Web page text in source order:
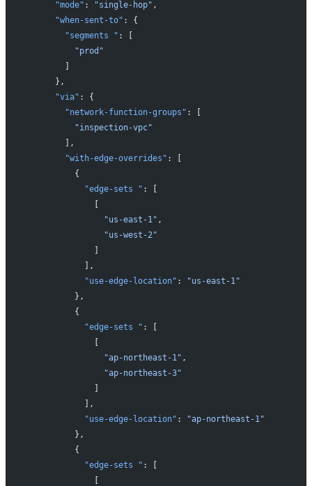
      "mode"
: "single-hop" ,
      "when-sent-to"
: {
        "segments "
: [
          "prod"
      },
      "via"
: {
        "network-function-groups"
: [
          "inspection-vpc"
        ],
        "with-edge-overrides"
: [
          {
            "edge-sets "
: [
                "us-east-1"
,
                "us-west-2"
            ],
            "use-edge-location"
:
"us-east-1"
          },
          {
            "edge-sets "
: [
                "ap-northeast-1"
,
                "ap-northeast-3"
            ],
            "use-edge-location"
:
"ap-northeast-1"
          },
          {
            "edge-sets "
: [